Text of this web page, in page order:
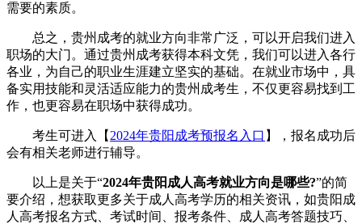
需要的素质。
总之，贵州成考的就业方向非常广泛，可以开启我们进入
职场的大门。通过贵州成考获得本科文凭，我们可以进入各行
各业，为自己的职业生涯建立坚实的基础。在就业市场中，具
备实用技能和灵活适应能力的贵州成考生，不仅更容易找到工
作，也更容易在职场中获得成功。
考生可进入【 2024年贵阳成考预报名入口 】，报名成功后
会有相关老师进行辅导。
以上是关于“2024年贵阳成人高考就业方向是哪些?”的简
要介绍，想获取更多关于成人高考学历的相关资讯，如贵阳成
人高考报名方式、考试时间、报考条件、成人高考答题技巧、